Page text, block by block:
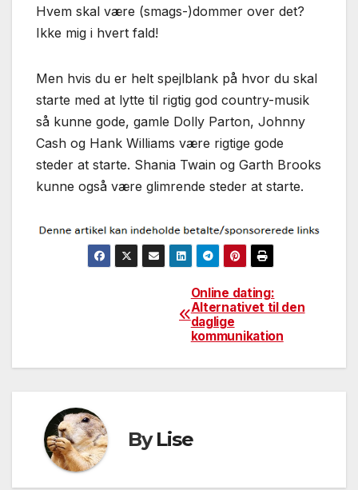
Hvem skal være (smags-)dommer over det?
Ikke mig i hvert fald!
Men hvis du er helt spejlblank på hvor du skal
starte med at lytte til rigtig god country-musik
så kunne gode, gamle Dolly Parton, Johnny
Cash og Hank Williams være rigtige gode
steder at starte. Shania Twain og Garth Brooks
kunne også være glimrende steder at starte.
Indlægsnavigation
Online dating:
Alternativet til den
daglige
kommunikation
ByLise